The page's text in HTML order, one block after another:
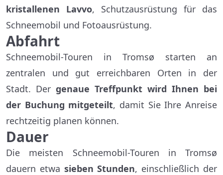
kristallenen Lavvo, Schutzausrüstung für das
Schneemobil und Fotoausrüstung.
Abfahrt
Schneemobil-Touren in Tromsø starten an
zentralen und gut erreichbaren Orten in der
Stadt. Der genaue Treffpunkt wird Ihnen bei
der Buchung mitgeteilt, damit Sie Ihre Anreise
rechtzeitig planen können.
Dauer
Die meisten Schneemobil-Touren in Tromsø
dauern etwa sieben Stunden, einschließlich der